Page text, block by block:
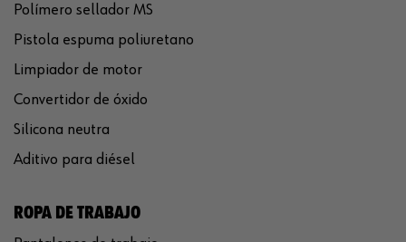
Polímero sellador MS
Pistola espuma poliuretano
Limpiador de motor
Convertidor de óxido
Silicona neutra
Aditivo para diésel
ROPA DE TRABAJO